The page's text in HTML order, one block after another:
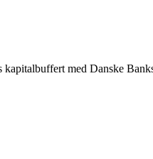
med Danske